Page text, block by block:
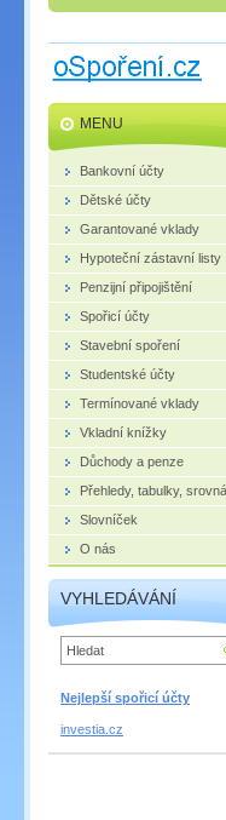
MENU
Bankovní účty
Dětské účty
Garantované vklady
Hypoteční zástavní listy
Penzijní připojištění
Spořicí účty
Stavební spoření
Studentské účty
Termínované vklady
Vkladní knížky
Důchody a penze
Přehledy, tabulky,
Slovníček
O nás
VYHLEDÁVÁNÍ
Nejlepší spořicí účty
investia.cz